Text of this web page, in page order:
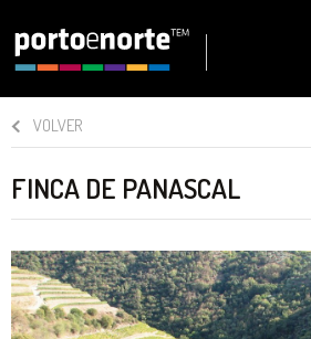
VOLVER
FINCA DE PANASCAL